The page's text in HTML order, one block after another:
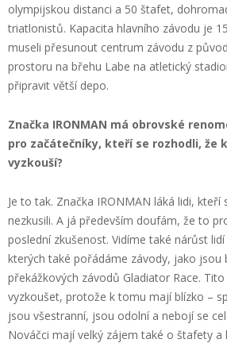
olympijskou distanci a 50 štafet,
triatlonistů. Kapacita hlavního závodu je
museli přesunout centrum závodu z
prostoru na břehu Labe na atletický
připravit větší depo.
Značka IRONMAN má obrovské
pro začátečníky, kteří se rozhodli, že
vyzkouší?
Je to tak. Značka IRONMAN láká lidi, kteří
nezkusili. A já především doufám, že to
poslední zkušenost. Vidíme také nárůst
kterých také pořádáme závody, jako jsou
překážkových závodů Gladiator Race.
vyzkoušet, protože k tomu mají blízko –
jsou všestranní, jsou odolní a nebojí se
Nováčci mají velký zájem také o štafety a